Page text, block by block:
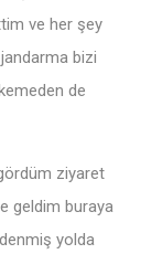
ve her şey
jandarma bizi
de
ziyaret
geldim buraya
yolda